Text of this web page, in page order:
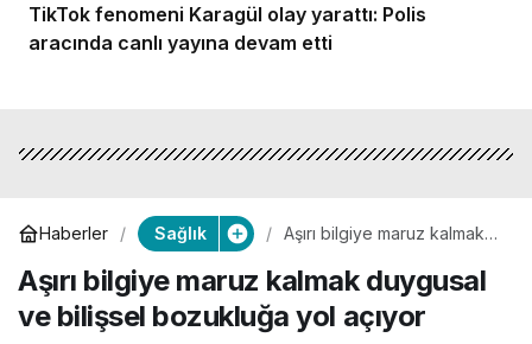
TikTok fenomeni Karagül olay yarattı: Polis
aracında canlı yayına devam etti
Haberler Sağlık
Aşırı bilgiye maruz kalmak
bozukluğa yol açıyor
Aşırı bilgiye maruz kalmak duygusal
ve bilişsel bozukluğa yol açıyor